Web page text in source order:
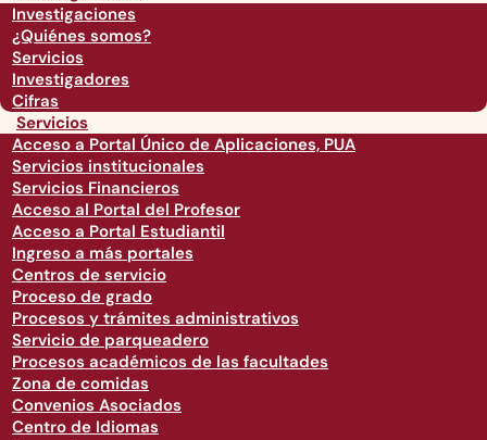
Investigaciones
¿Quiénes somos?
Servicios
Investigadores
Cifras
Servicios
Acceso a Portal Único de Aplicaciones, PUA
Servicios institucionales
Servicios Financieros
Acceso al Portal del Profesor
Acceso a Portal Estudiantil
Ingreso a más portales
Centros de servicio
Proceso de grado
Procesos y trámites administrativos
Servicio de parqueadero
Procesos académicos de las facultades
Zona de comidas
Convenios Asociados
Centro de Idiomas